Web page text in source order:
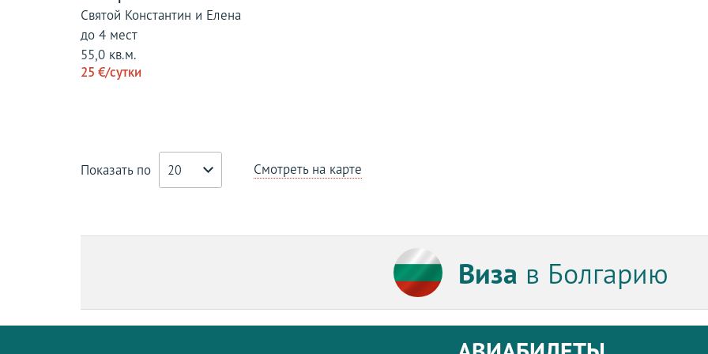
Святой Константин и Елена
до 4 мест
55,0 кв.м.
25 €/сутки
Показать по 20 Смотреть на карте
Виза в Болгарию